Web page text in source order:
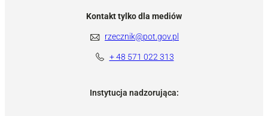
Kontakt tylko dla mediów
rzecznik@pot.gov.pl
+ 48 571 022 313
Instytucja nadzorująca: